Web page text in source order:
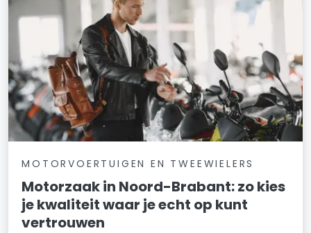
MOTORVOERTUIGEN EN TWEEWIELERS
Motorzaak in Noord-Brabant: zo kies
je kwaliteit waar je echt op kunt
vertrouwen